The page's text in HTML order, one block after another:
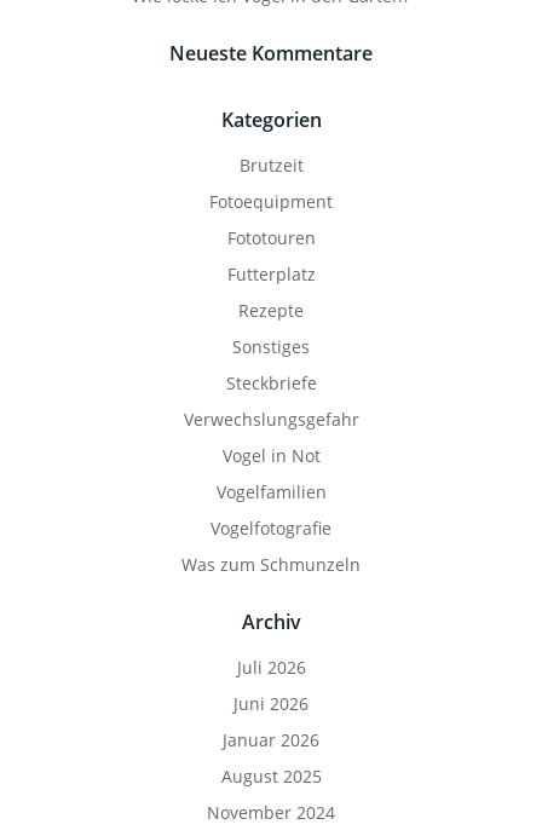
Neueste Kommentare
Kategorien
Brutzeit
Fotoequipment
Fototouren
Futterplatz
Rezepte
Sonstiges
Steckbriefe
Verwechslungsgefahr
Vogel in Not
Vogelfamilien
Vogelfotografie
Was zum Schmunzeln
Archiv
Juli 2026
Juni 2026
Januar 2026
August 2025
November 2024